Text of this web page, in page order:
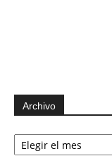
Archivo
Archivo